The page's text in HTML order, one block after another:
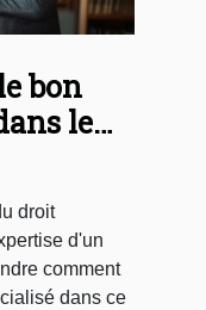
bon
le
droit
d'un
comment
dans ce